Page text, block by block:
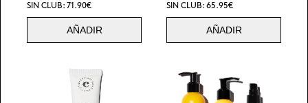
SIN CLUB: 71.90€
AÑADIR
SIN CLUB: 65.95€
AÑADIR